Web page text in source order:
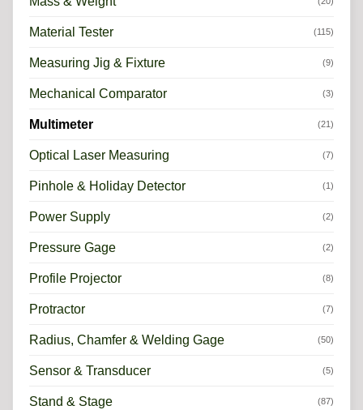
Material Tester (115)
Measuring Jig & Fixture (9)
Mechanical Comparator (3)
Multimeter (21)
Optical Laser Measuring (7)
Pinhole & Holiday Detector (1)
Power Supply (2)
Pressure Gage (2)
Profile Projector (8)
Protractor (7)
Radius, Chamfer & Welding Gage (50)
Sensor & Transducer (5)
Stand & Stage (87)